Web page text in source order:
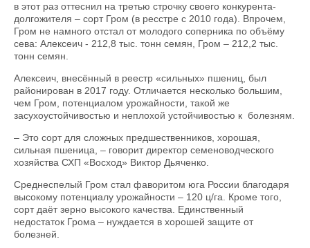
в этот раз оттеснил на третью строчку своего конкурента-
долгожителя – сорт Гром (в ресстре с 2010 года). Впрочем,
Гром не намного отстал от молодого соперника по объёму
сева: Алексеич - 212,8 тыс. тонн семян, Гром – 212,2 тыс.
тонн семян.
Алексеич, внесённый в реестр «сильных» пшениц, был
районирован в 2017 году. Отличается несколько большим,
чем Гром, потенциалом урожайности, такой же
засухоустойчивостью и неплохой устойчивостью к болезням.
– Это сорт для сложных предшественников, хорошая,
сильная пшеница, – говорит директор семеноводческого
хозяйства СХП «Восход» Виктор Дьяченко.
Среднеспелый Гром стал фаворитом юга России благодаря
высокому потенциалу урожайности – 120 ц/га. Кроме того,
сорт даёт зерно высокого качества. Единственный
недостаток Грома – нуждается в хорошей защите от
болезней.